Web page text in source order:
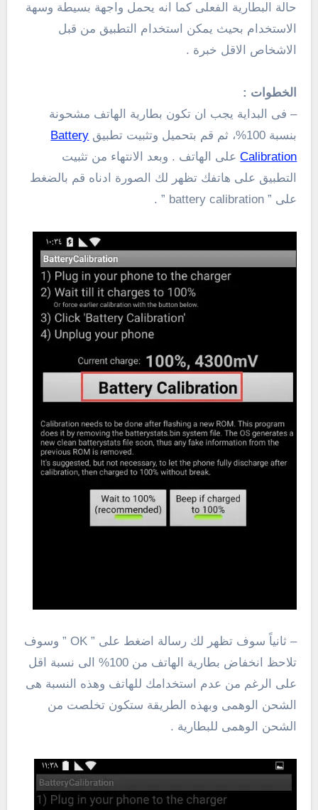
حالة البطارية الفعلى كما انه يحمل واجهة بسيطة وسهة
الاستخدام بحيث يمكن استخدام التطبيق من قبل
الاشخاص الاقل خبرة .
الخطوات :
– فى البداية يجب ان تكون بطارية الهاتف مشحونة
بنسبة 100%، ثم قم بتحميل وتثبيت تطبيق
Battery
Calibrationعلى الهاتف . وبعد الانتهاء من تثبيت
التطبيق على هاتفك تظهر لك الصورة ادناه قم بالضغط
على ” battery calibration ” .
– ثانياً سوف تظهر لك رسالة اضغط على ” OK ” وسوف
تلاحظ انخفاض بطارية الهاتف من 100% الى نسبة اقل
على الرغم من عدم استخدامك للهاتف وهذه النسبة هى
الشحن الوهمى وبهذه الطريقة ستكون تخلصت من
الشحن الوهمى للبطارية .